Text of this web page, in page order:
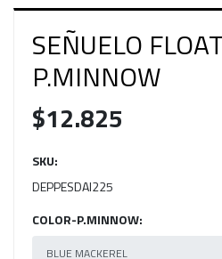
SEÑUELO
P.MINNOW
$12.825
SKU:
DEPPESDAI225
COLOR-P.MINNOW: